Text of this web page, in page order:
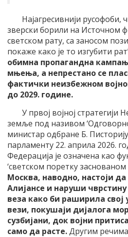
Најагресивнији русофоби,
зверски борили на Источном
светском рату, са заносом
покаже како је то изгубити
обимна пропагандна
мњења, а непрестано се
фактички неизбежном
до 2029. године.
У првој војној стратегији
земље под називом
министар одбране Б.
парламенту 22. априла 2026.
Федерација је означена као
‘светском поретку
Москва, наводно, настоји
Алијансе и наруши
веза како би раширила свој
вези, покушаји дијалога
сузбијани, док војни
само да расте.Другим